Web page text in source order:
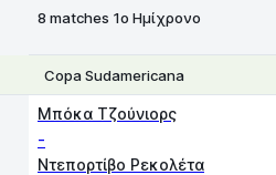
8 matches 1ο Ημίχρονο
Copa Sudamericana
Μπόκα Τζούνιορς
-
Ντεπορτίβο Ρεκολέτα